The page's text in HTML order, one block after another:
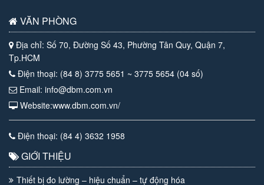
VĂN PHÒNG
Địa chỉ: Số 70, Đường Số 43, Phường Tân Quy, Quận 7,
Tp.HCM
Điện thoại: (84 8) 3775 5651 ~ 3775 5654 (04 số)
Email: info@dbm.com.vn
Website:www.dbm.com.vn/
Điện thoại: (84 4) 3632 1958
GIỚI THIỆU
Thiết bị đo lường – hiệu chuẩn – tự động hóa